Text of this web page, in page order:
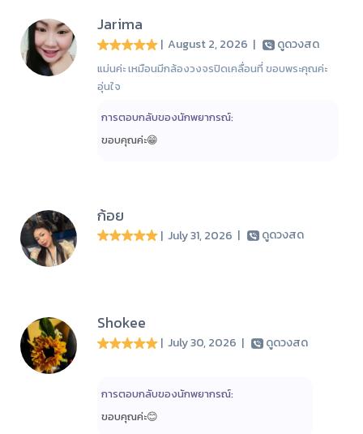
Jarima
| August 2, 2026 | ดูดวงสด
แม่นค่ะ เหมือนมีกล้องวงจรปิดเคลื่อนที่ ขอบพระคุณค่ะ
อุ่นใจ
การตอบกลับของนักพยากรณ์:
ขอบคุณค่ะ😁
ก้อย
| July 31, 2026 | ดูดวงสด
Shokee
| July 30, 2026 | ดูดวงสด
การตอบกลับของนักพยากรณ์:
ขอบคุณค่ะ😊